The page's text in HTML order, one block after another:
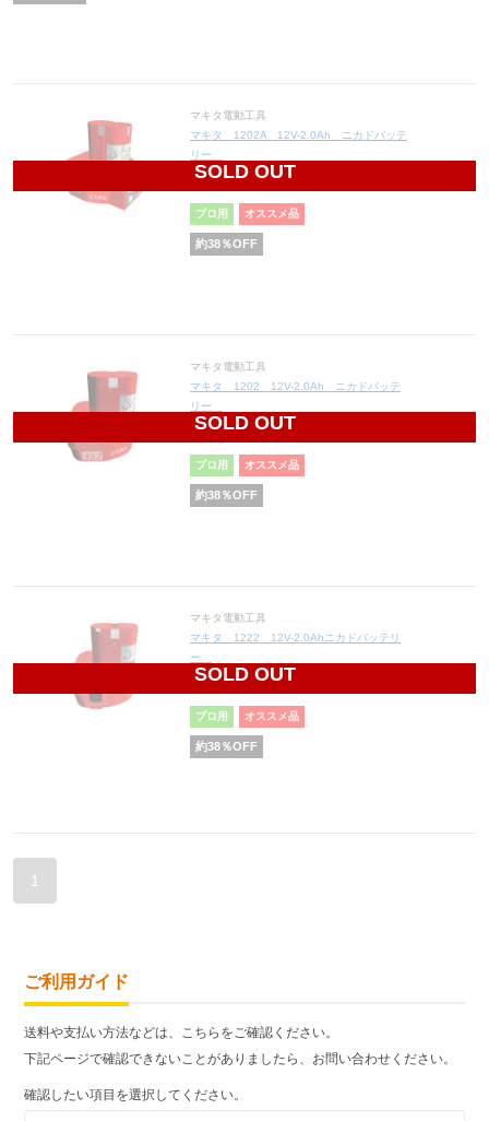
SOLD OUT
マキタ電動工具
マキタ 1202A 12V-2.0Ah ニカドバッテ
リー
10,354
プロ用 オススメ品
約38％OFF
SOLD OUT
マキタ電動工具
マキタ 1202 12V-2.0Ah ニカドバッテ
リー
10,044
プロ用 オススメ品
約38％OFF
SOLD OUT
マキタ電動工具
マキタ 1222 12V-2.0Ahニカドバッテリ
ー
10,044
プロ用 オススメ品
約38％OFF
1
ご利用ガイド
送料や支払い方法などは、こちらをご確認ください。
下記ページで確認できないことがありましたら、お問い合わせください。
確認したい項目を選択してください。